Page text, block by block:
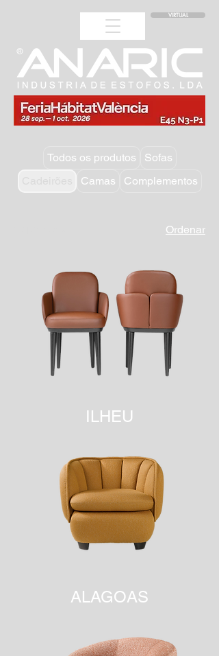
VIRTUAL
Todos os produtos
Sofas
Camas Complementos
Ordenar
ILHEU
ALAGOAS